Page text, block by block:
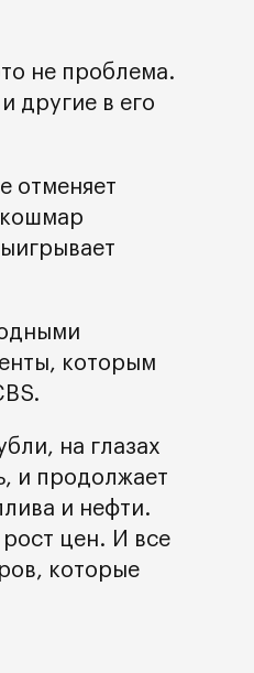
не проблема.
другие в его
отменяет
кошмар
которым
на глазах
и продолжает
и нефти.
цен. И все
которые